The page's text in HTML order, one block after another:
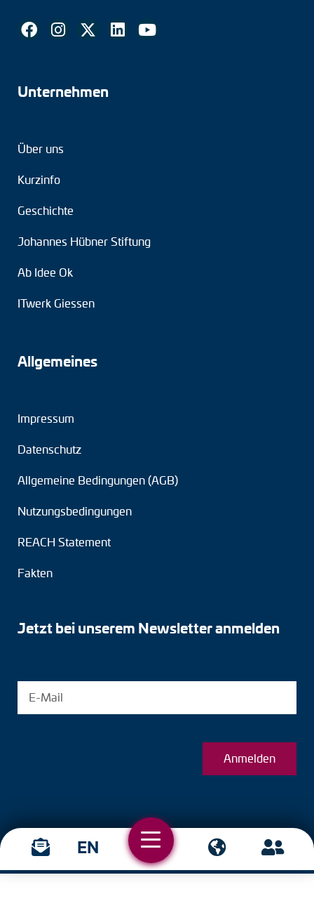
Unternehmen
Über uns
Kurzinfo
Geschichte
Johannes Hübner Stiftung
Ab Idee Ok
ITwerk Giessen
Allgemeines
Impressum
Datenschutz
Allgemeine Bedingungen (AGB)
Nutzungsbedingungen
REACH Statement
Fakten
Jetzt bei unserem Newsletter anmelden
Anmelden
EN